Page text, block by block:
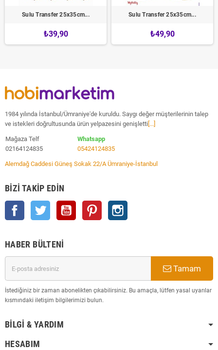
Sulu Transfer 25x35cm...
₺39,90
Sulu Transfer 25x35cm...
₺49,90
1984 yılında İstanbul/Ümraniye'de kuruldu. Saygı değer müşterilerinin talep
ve istekleri doğrultusunda ürün yelpazesini genişletti [...]
Mağaza Telf
02164124835
Whatsapp
05424124835
Alemdağ Caddesi Güneş Sokak 22/A Ümraniye-İstanbul
BIZI TAKIP EDIN
Facebook Twitter YouTube Pinterest
HABER BÜLTENI
Tamam
İstediğiniz bir zaman abonelikten çıkabilirsiniz. Bu amaçla, lütfen yasal uyarılar
kısmındaki iletişim bilgilerimizi bulun.
BILGI & YARDIM
HESABIM